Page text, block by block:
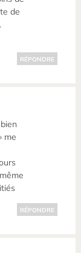
de
RÉPONDRE
me
RÉPONDRE